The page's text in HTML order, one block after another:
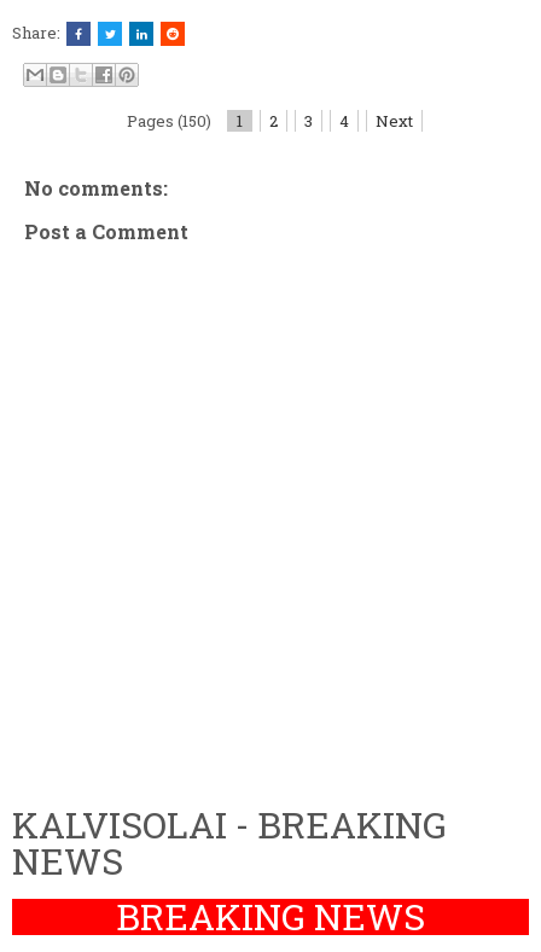
Share:
Pages (150) 1 2 3 4 Next
No comments:
Post a Comment
KALVISOLAI - BREAKING
NEWS
BREAKING NEWS